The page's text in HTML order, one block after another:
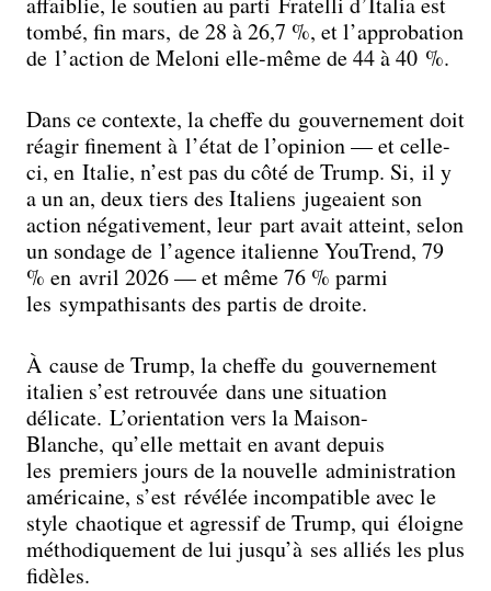
tombé, fin mars, de 28 à 26,7 %, et l’approbation
de l’action de Meloni elle-même de 44 à 40 %.
Dans ce contexte, la cheffe du gouvernement doit
réagir finement à l’état de l’opinion — et celle-
ci, en Italie, n’est pas du côté de Trump. Si, il y
a un an, deux tiers des Italiens jugeaient son
action négativement, leur part avait atteint, selon
un sondage de l’agence italienne YouTrend, 79
% en avril 2026 — et même 76 % parmi
les sympathisants des partis de droite.
À cause de Trump, la cheffe du gouvernement
italien s’est retrouvée dans une situation
délicate. L’orientation vers la Maison-
Blanche, qu’elle mettait en avant depuis
les premiers jours de la nouvelle administration
américaine, s’est révélée incompatible avec le
style chaotique et agressif de Trump, qui éloigne
méthodiquement de lui jusqu’à ses alliés les plus
fidèles.